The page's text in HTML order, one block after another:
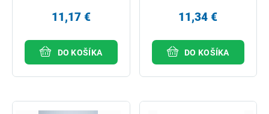
11,17 €
DO KOŠÍKA
11,34 €
DO KOŠÍKA